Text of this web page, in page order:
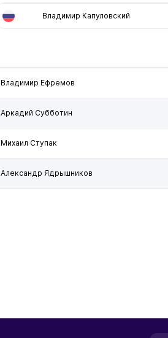
Владимир Капуловский
Владимир Ефремов
Аркадий Субботин
Михаил Ступак
Александр Ядрышников